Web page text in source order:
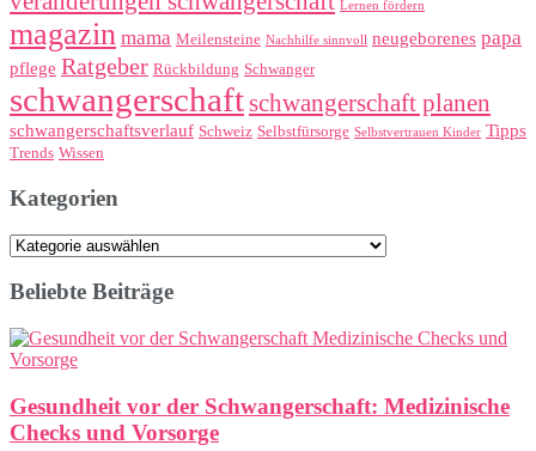
Lernen fördern
magazin mama Meilensteine Nachhilfe sinnvoll neugeborenes papa
pflege Ratgeber Rückbildung Schwanger
schwangerschaftschwangerschaft planen
schwangerschaftsverlauf Schweiz Selbstfürsorge Selbstvertrauen Kinder Tipps
Trends Wissen
Kategorien
Kategorien
Beliebte Beiträge
Gesundheit vor der Schwangerschaft: Medizinische
Checks und Vorsorge